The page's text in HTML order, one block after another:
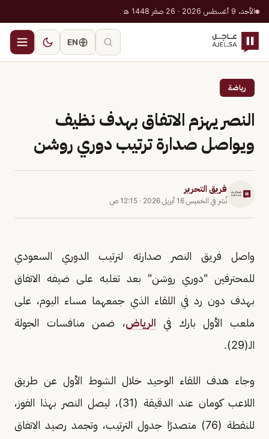
الأحد، 9 أغسطس 2026 · 26 صفر 1448 هـ
EN
رياضة
النصر يهزم الاتفاق بهدف نظيف
ويواصل صدارة ترتيب دوري روشن
فريق التحرير
نُشر في الخميس 16 أبريل 2026 · 12:15 ص
واصل فريق النصر صدارته لترتيب الدوري السعودي
للمحترفين "دوري روشن" بعد تغلبه على ضيفه الاتفاق
بهدف دون رد في اللقاء الذي جمعهما مساء اليوم، على
ملعب الأول بارك في الرياض، ضمن منافسات الجولة
الـ(29).
وجاء هدف اللقاء الوحيد خلال الشوط الأول عن طريق
اللاعب كومان عند الدقيقة (31)، ليصل النصر بهذا الفوز،
للنقطة (76) متصدرًا جدول الترتيب، وتجمد رصيد الاتفاق